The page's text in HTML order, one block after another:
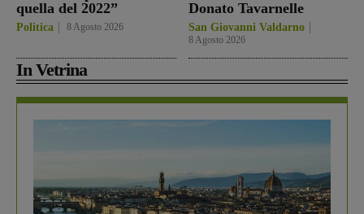
quella del 2022”
Politica 8 Agosto 2026
Donato Tavarnelle
San Giovanni Valdarno
8 Agosto 2026
In Vetrina